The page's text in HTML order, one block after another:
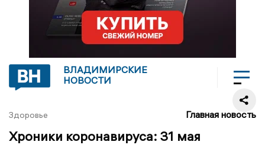
ВЛАДИМИРСКИЕ
НОВОСТИ
Здоровье Главная новость
Хроники коронавируса: 31 мая